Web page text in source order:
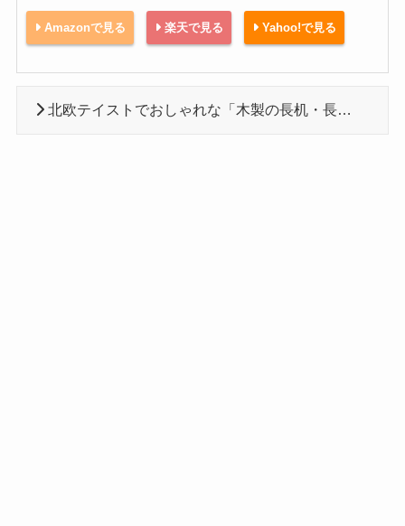
Amazonで見る 楽天で見る Yahoo!で見る
北欧テイストでおしゃれな「木製の長机・長テーブル」おすすめ8選